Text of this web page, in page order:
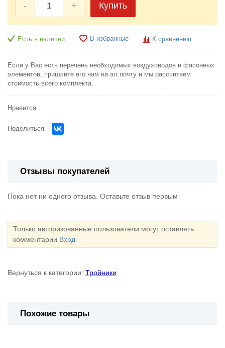
- + Купить
Есть в наличии В избранные К сравнению
Если у Вас есть перечень необходимых воздуховодов и фасонных
элементов, пришлите его нам на эл.почту и мы рассчитаем
стоимость всего комплекта.
Нравится
Поделиться
Отзывы покупателей
Пока нет ни одного отзыва. Оставьте отзыв первым
Только авторизованные пользователи могут оставлять
комментарии Вход
Вернуться к категории: Тройники
Похожие товары